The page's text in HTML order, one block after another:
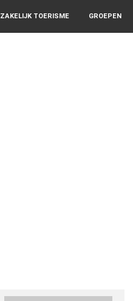
GROEPEN
ZAKELIJK TOERISME